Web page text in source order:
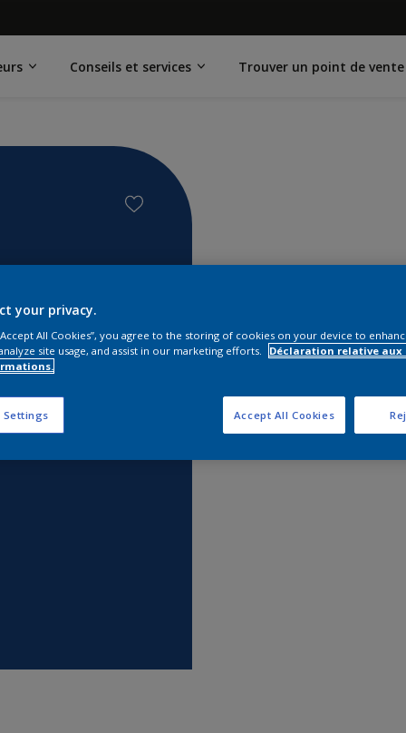
Conseils et services Trouver un point de vente
Trouver
your privacy.
All Cookies”, you agree to the storing of cookies on your device to
site usage, and assist in our marketing efforts.
Déclaration relative aux
Settings Accept All Cookies